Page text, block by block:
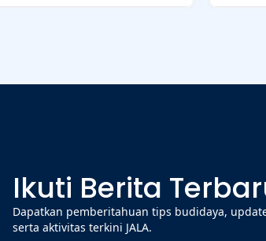
Ikuti Berita
Dapatkan pemberitahuan tips budidaya,
serta aktivitas terkini JALA.